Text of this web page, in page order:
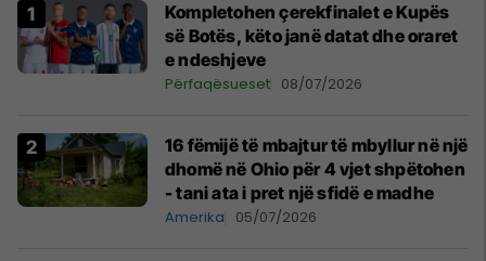
Kompletohen çerekfinalet e Kupës
së Botës, këto janë datat dhe oraret
e ndeshjeve
Përfaqësueset 08/07/2026
16 fëmijë të mbajtur të mbyllur në një
dhomë në Ohio për 4 vjet shpëtohen
- tani ata i pret një sfidë e madhe
Amerika 05/07/2026